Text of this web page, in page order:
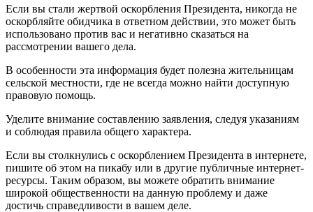
Если вы стали жертвой оскорбления Президента, никогда не
оскорбляйте обидчика в ответном действии, это может быть
использовано против вас и негативно сказаться на
рассмотрении вашего дела.
В особенности эта информация будет полезна жительницам
сельской местности, где не всегда можно найти доступную
правовую помощь.
Уделите внимание составлению заявления, следуя указаниям
и соблюдая правила общего характера.
Если вы столкнулись с оскорблением Президента в интернете,
пишите об этом на пикабу или в другие публичные интернет-
ресурсы. Таким образом, вы можете обратить внимание
широкой общественности на данную проблему и даже
достичь справедливости в вашем деле.